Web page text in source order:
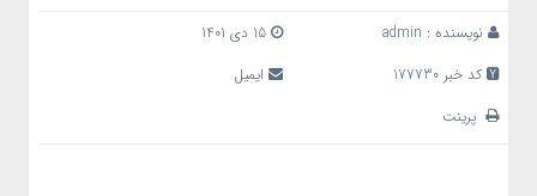
نویسنده : admin
15 دی 1401
کد خبر 177730
ایمیل
پرینت